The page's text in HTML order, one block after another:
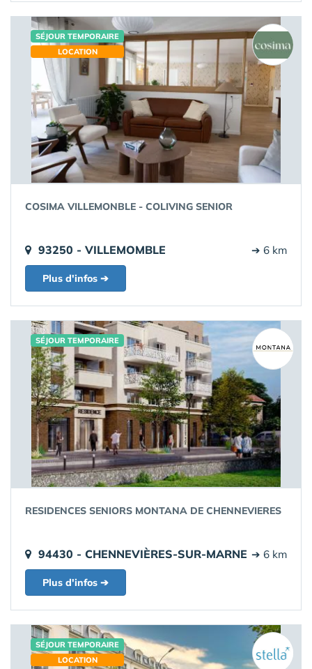
SÉJOUR TEMPORAIRE
LOCATION
COSIMA VILLEMONBLE - COLIVING SENIOR
93250 - VILLEMOMBLE ➔ 6 km
Plus d'infos ➔
SÉJOUR TEMPORAIRE
RESIDENCES SENIORS MONTANA DE CHENNEVIERES
94430 - CHENNEVIÈRES-SUR-MARNE ➔ 6 km
Plus d'infos ➔
SÉJOUR TEMPORAIRE
LOCATION